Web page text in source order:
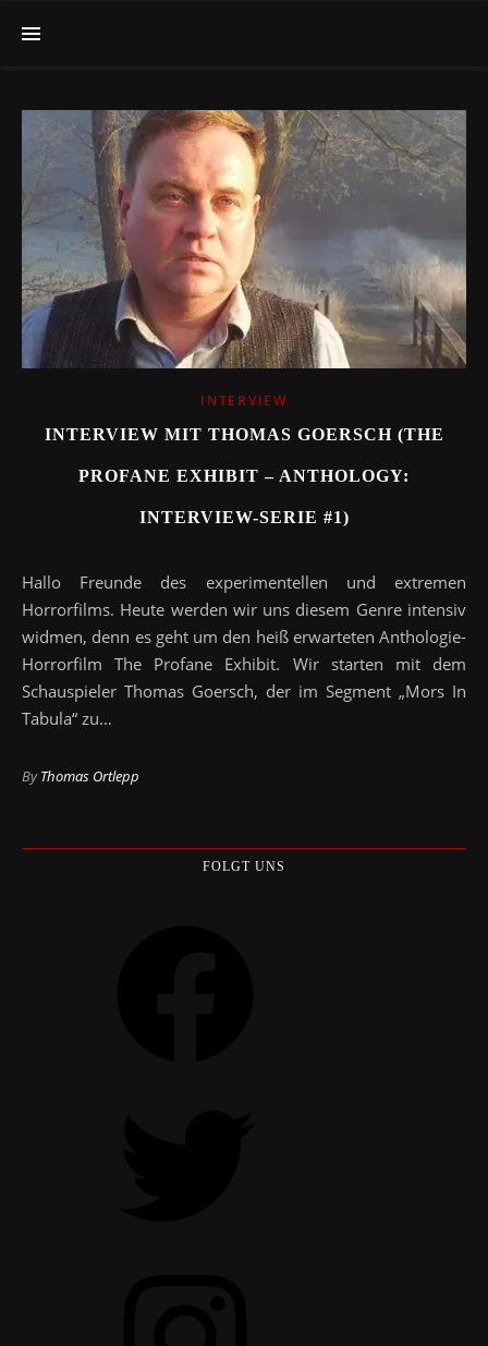
INTERVIEW
INTERVIEW MIT THOMAS GOERSCH (THE
PROFANE EXHIBIT – ANTHOLOGY:
INTERVIEW-SERIE #1)
Hallo Freunde des experimentellen und extremen
Horrorfilms. Heute werden wir uns diesem Genre intensiv
widmen, denn es geht um den heiß erwarteten Anthologie-
Horrorfilm The Profane Exhibit. Wir starten mit dem
Schauspieler Thomas Goersch, der im Segment „Mors In
Tabula“ zu…
ByThomas Ortlepp
FOLGT UNS